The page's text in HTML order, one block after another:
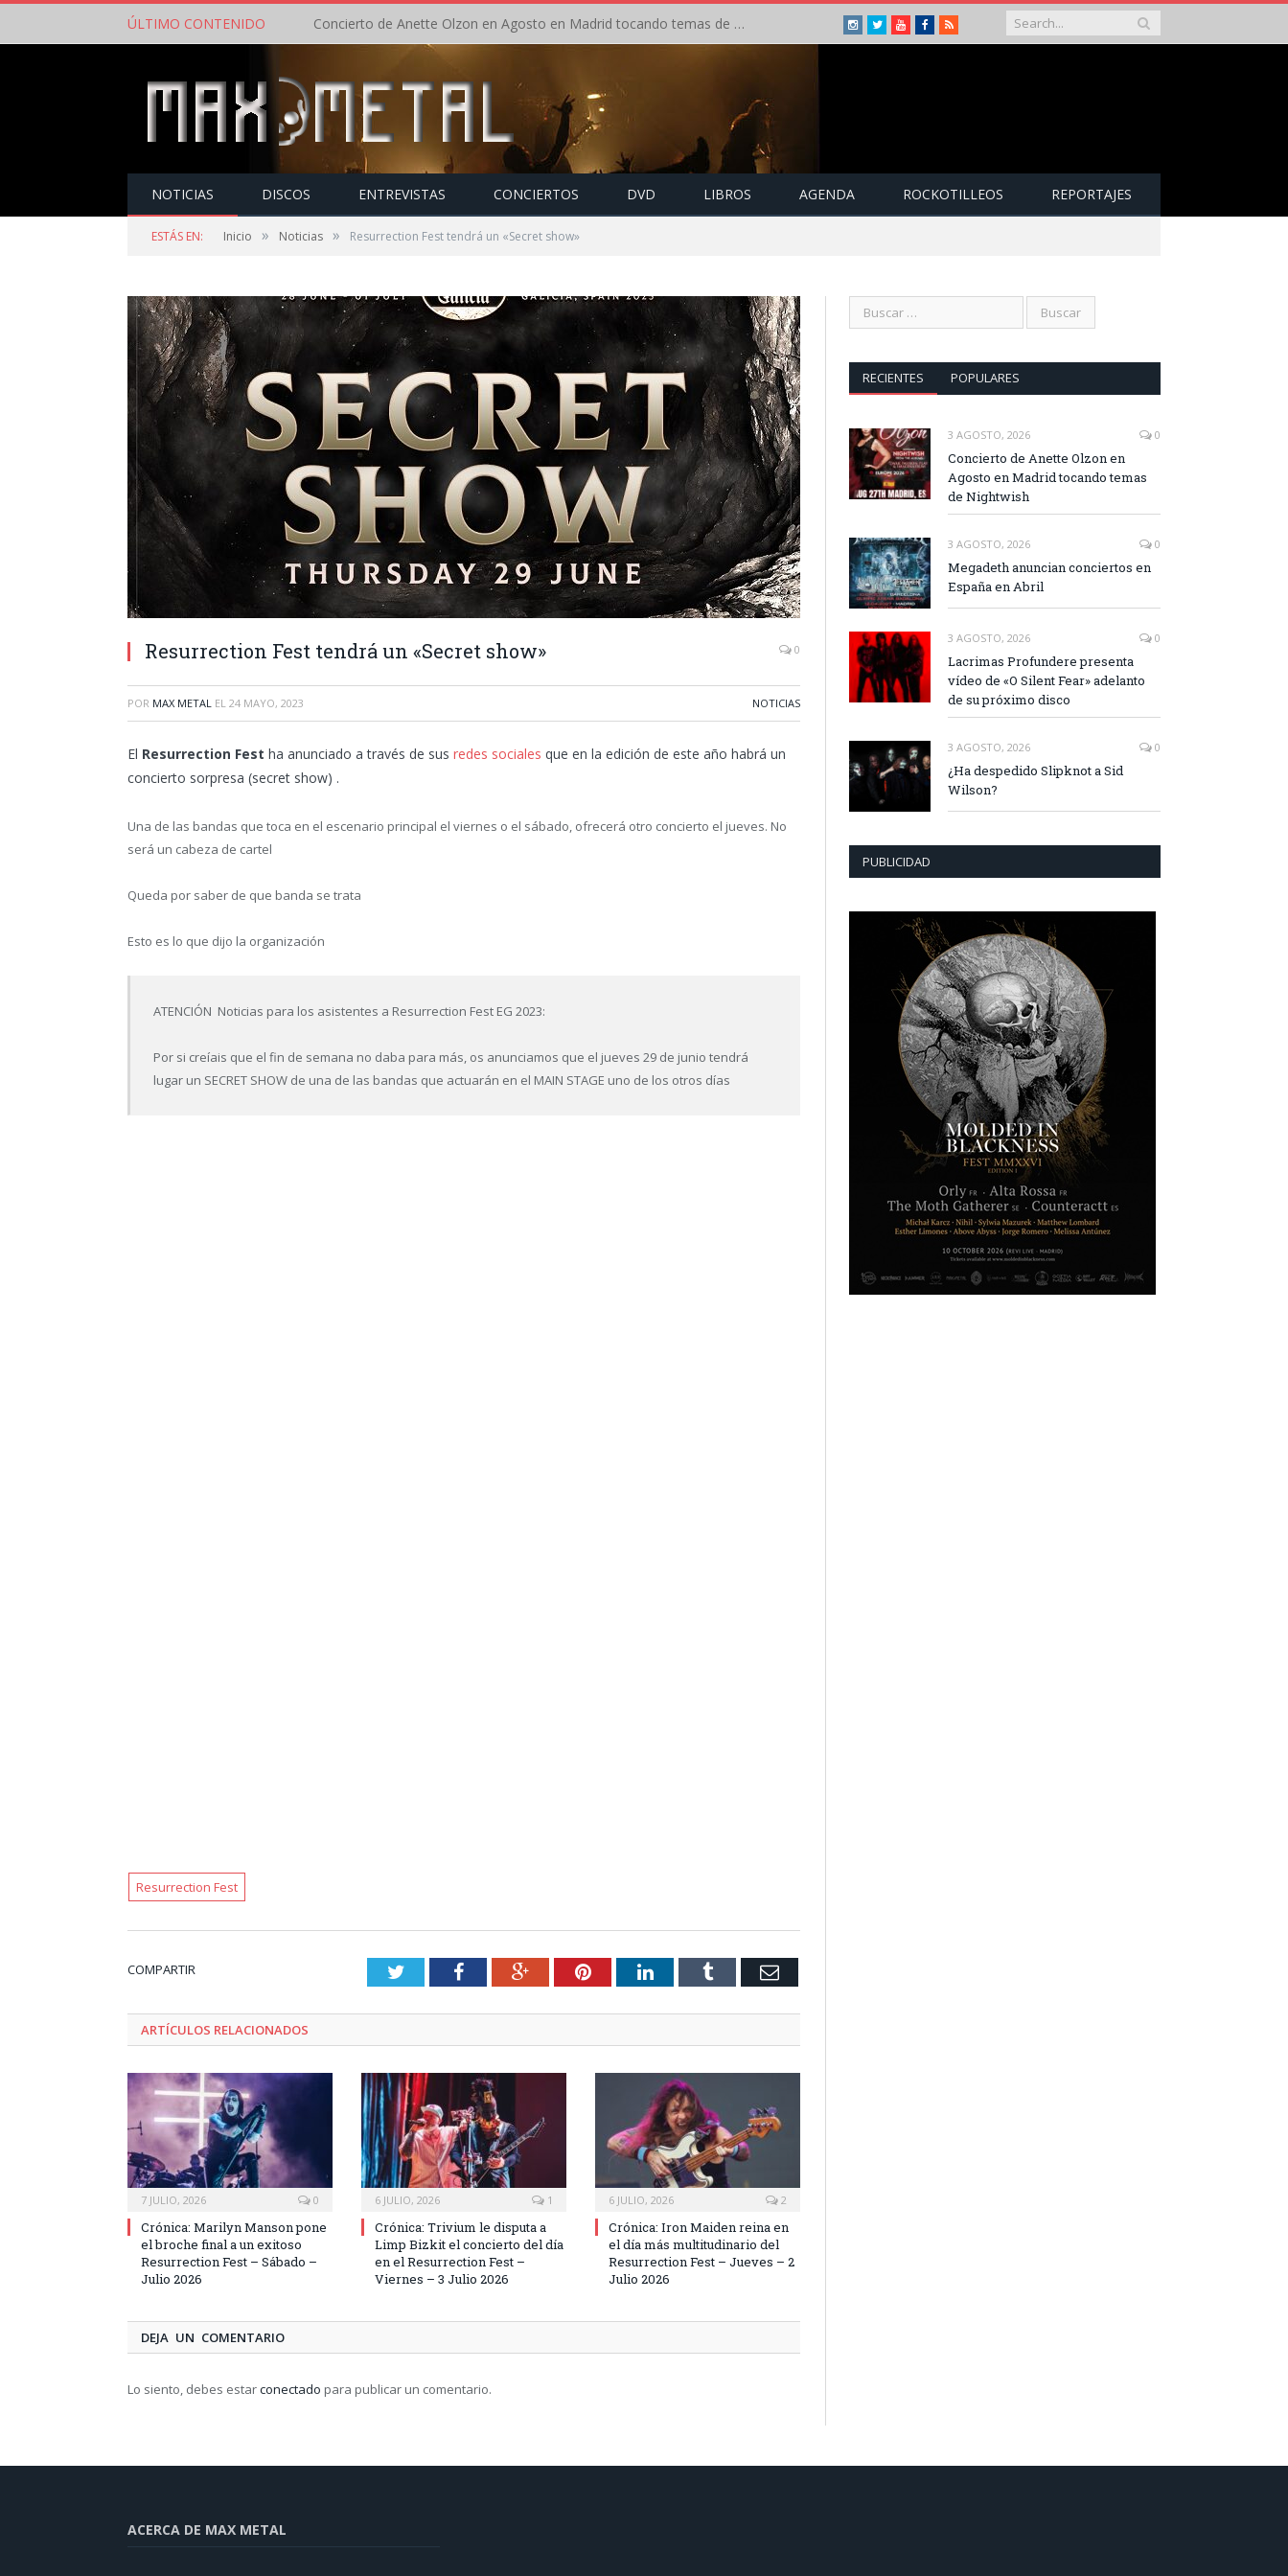
ÚLTIMO CONTENIDO Concierto de Anette Olzon en Agosto en Madrid tocando temas de Nightwish Instagram
TwitterYoutubeFacebook
RSS
NOTICIAS DISCOS ENTREVISTAS CONCIERTOS DVD LIBROS AGENDA ROCKOTILLEOS REPORTAJES
ESTÁS EN: Inicio » Noticias » Resurrection Fest tendrá un «Secret show»
Resurrection Fest tendrá un «Secret show» 0
POR MAX METAL EL 24 MAYO, 2023 NOTICIAS
El Resurrection Fest ha anunciado a través de sus redes sociales que en la edición de este año habrá un
concierto sorpresa (secret show) .
Una de las bandas que toca en el escenario principal el viernes o el sábado, ofrecerá otro concierto el jueves. No
será un cabeza de cartel
Queda por saber de que banda se trata
Esto es lo que dijo la organización
ATENCIÓN Noticias para los asistentes a Resurrection Fest EG 2023:
Por si creíais que el fin de semana no daba para más, os anunciamos que el jueves 29 de junio tendrá
lugar un SECRET SHOW de una de las bandas que actuarán en el MAIN STAGE uno de los otros días
Resurrection Fest
COMPARTIR TwitterFacebookGoogle+PinterestLinkedInTumblr Email
ARTÍCULOS RELACIONADOS
7 JULIO, 2026 0
Crónica: Marilyn Manson pone
el broche final a un exitoso
Resurrection Fest – Sábado –
Julio 2026
6 JULIO, 2026 1
Crónica: Trivium le disputa a
Limp Bizkit el concierto del día
en el Resurrection Fest –
Viernes – 3 Julio 2026
6 JULIO, 2026 2
Crónica: Iron Maiden reina en
el día más multitudinario del
Resurrection Fest – Jueves – 2
Julio 2026
DEJA UN COMENTARIO
Lo siento, debes estarconectado para publicar un comentario.
RECIENTES POPULARES
3 AGOSTO, 2026 0
Concierto de Anette Olzon en
Agosto en Madrid tocando temas
de Nightwish
3 AGOSTO, 2026 0
Megadeth anuncian conciertos en
España en Abril
3 AGOSTO, 2026 0
Lacrimas Profundere presenta
vídeo de «O Silent Fear» adelanto
de su próximo disco
3 AGOSTO, 2026 0
¿Ha despedido Slipknot a Sid
Wilson?
PUBLICIDAD
ACERCA DE MAX METAL